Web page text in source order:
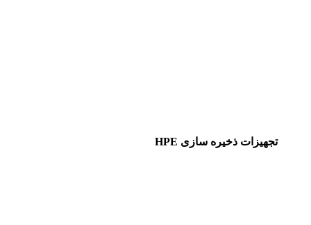
تجهیزات ذخیره سازی HPE